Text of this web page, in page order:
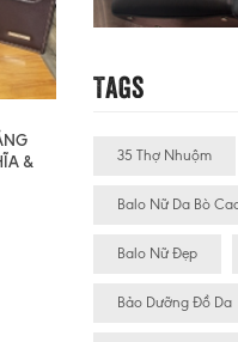
&
Tags
35 Thợ Nhuộm
Balo Nữ Da Bò
Balo Nữ Đẹp
Bảo Dưỡng Đồ Da